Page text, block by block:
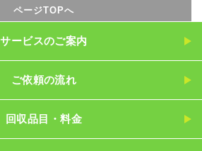
ページTOPへ
サービスのご案内
ご依頼の流れ
回収品目・料金